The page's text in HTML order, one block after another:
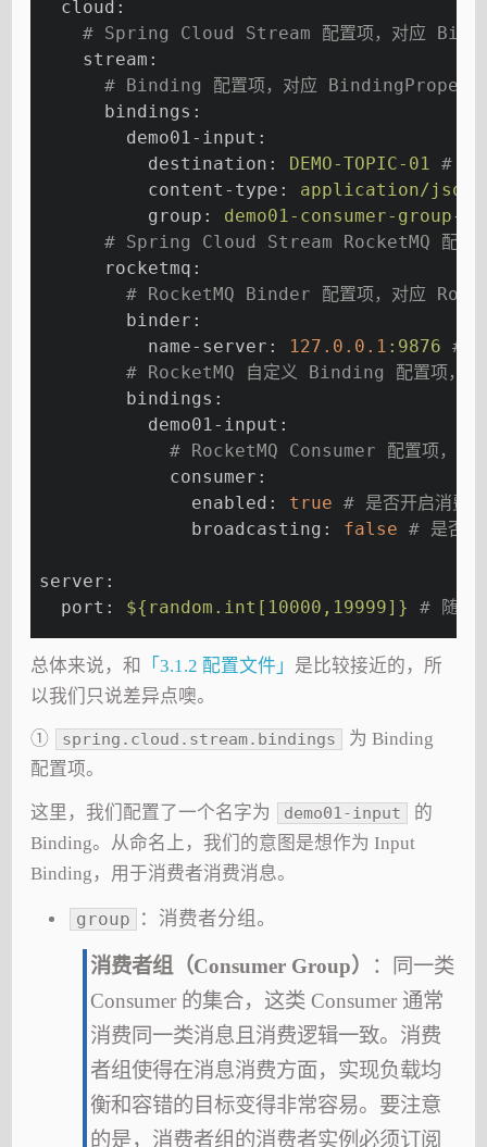
  cloud:
# Spring Cloud Stream 配置项，对应
    stream:
# Binding 配置项，对应
      bindings:
        demo01-input:
          destination:
DEMO-TOPIC-01 # 目
          content-type:
application/json
          group:
demo01-consumer-group-
# Spring Cloud Stream RocketMQ 配置
      rocketmq:
# RocketMQ Binder 配置项，对应
        binder:
          name-server:
127.0 .0 .1 :9876 #
# RocketMQ 自定义 Binding 配置项，
        bindings:
          demo01-input:
# RocketMQ Consumer 配置项，
            consumer:
              enabled:
true # 是否开启消费
              broadcasting:
false # 是否使
server:
  port:
${random.int[10000,19999]} # 随机
总体来说，和 「3.1.2 配置文件」 是比较接近的，所
以我们只说差异点噢。
① spring.cloud.stream.bindings
为 Binding
配置项。
这里，我们配置了一个名字为 demo01-input
的
Binding。从命名上，我们的意图是想作为 Input
Binding，用于消费者消费消息。
group ：消费者分组。
消费者组（Consumer Group）
：同一类
Consumer 的集合，这类 Consumer 通常
消费同一类消息且消费逻辑一致。消费
者组使得在消息消费方面，实现负载均
衡和容错的目标变得非常容易。要注意
的是，消费者组的消费者实例必须订阅